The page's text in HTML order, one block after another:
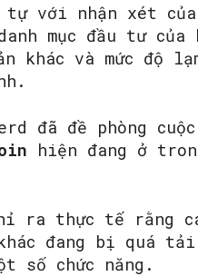
với nhận xét
mục đầu tư
khác và mức độ
đã đề phòng
hiện đang ở
ra thực tế rằng
đang bị quá tải
số chức năng.